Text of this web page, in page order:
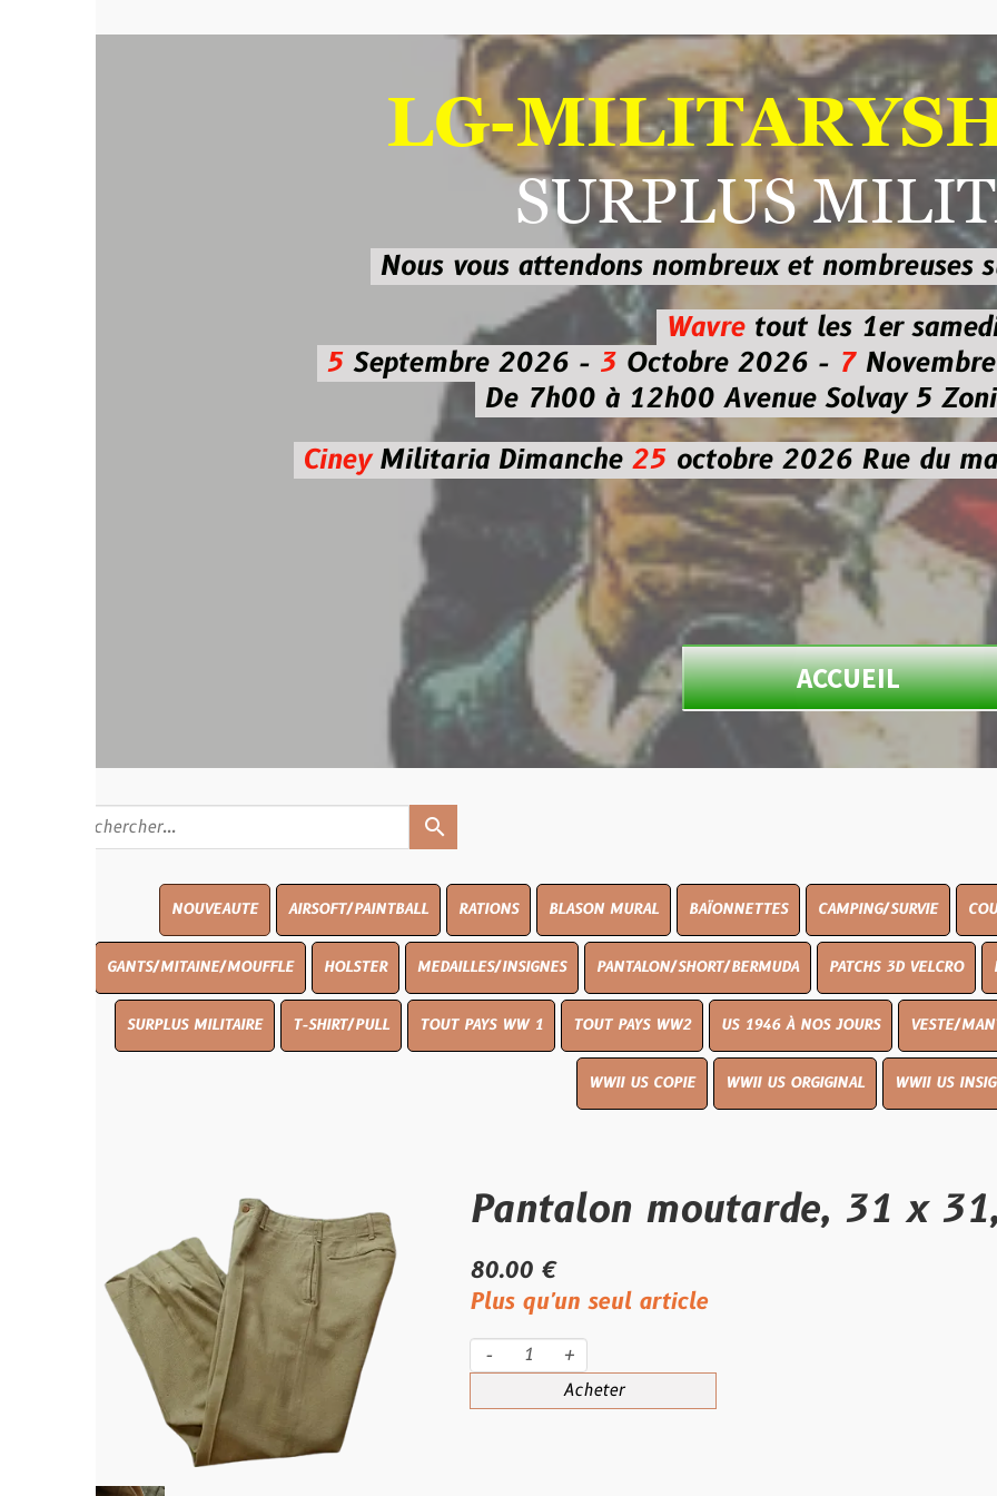
LG-
SURPLUS
Nous vous attendons nombreux et nombreusessur les
Wavre
tout les 1er samedi
Septembre 2026 -3Octobre 2026 - 7Novembre 2026
De 7h00 à 12h00 Avenue Solvay 5 Zoning
MilitariaDimanche25octobre 2026Rue du marché
ACCUEIL
AIRSOFT/PAINTBALL RATIONS BLASON MURAL BAÏONNETTES CAMPING/SURVIE COUTELLERIE
GANTS/MITAINE/MOUFFLE HOLSTER MEDAILLES/INSIGNES PANTALON/SHORT/BERMUDA PATCHS 3D VELCRO PEINTURE
SURPLUS MILITAIRE T-SHIRT/PULL TOUT PAYS WW 1 TOUT PAYS WW2 US 1946 À NOS JOURS VESTE/MANTEAU
WWII US COPIE WWII US ORGIGINAL WWII US INSIGNES
Pantalon moutarde, 31 x 31, 1941
80.00 €
Plus qu'un seul article